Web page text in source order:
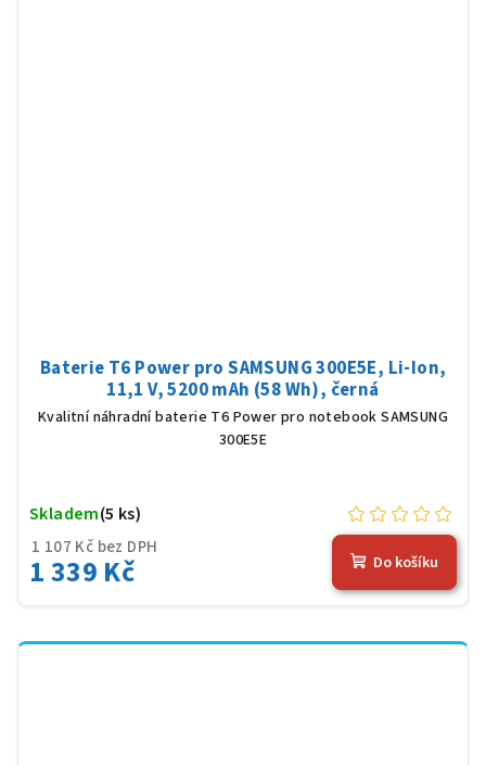
Baterie T6 Power pro SAMSUNG 300E5E, Li-Ion,
11,1 V, 5200 mAh (58 Wh), černá
Kvalitní náhradní baterie T6 Power pro notebook SAMSUNG
300E5E
1 107 Kč bez DPH
1 339 Kč
Skladem(5 ks)
Do košíku